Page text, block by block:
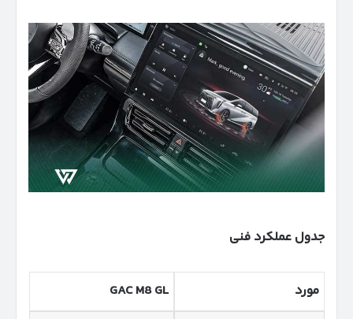
جدول عملکرد فنی
مورد
GAC M8 GL